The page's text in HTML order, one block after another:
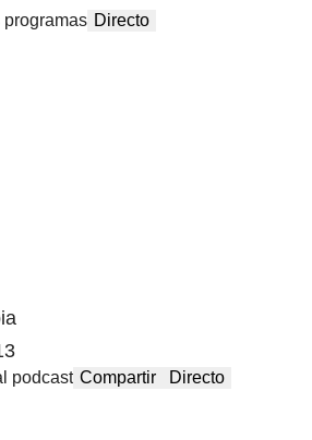
programas Directo
podcast Compartir Directo